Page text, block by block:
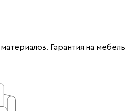
Гарантия на мебель